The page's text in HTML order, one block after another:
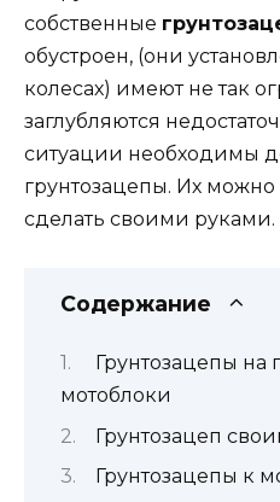
собственные
обустроен, (они
колесах) имеют не так
заглубляются
ситуации необходимы
грунтозацепы. Их
сделать своими руками.
Содержание
Грунтозацепы на
мотоблоки
Грунтозацеп
Грунтозацепы к